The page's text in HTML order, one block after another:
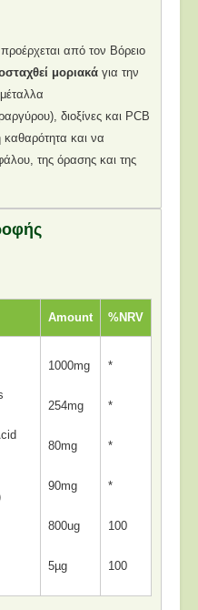
προέρχεται από τον Βόρειο
μοριακά για την
διοξίνες και PCB
καθαρότητα και να
της όρασης και της
Amount %NRV
1000mg
254mg
80mg
90mg
800ug
5µg
*
*
*
*
100
100